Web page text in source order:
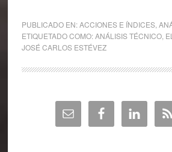
PUBLICADO EN:ACCIONES E ÍNDICES,
ETIQUETADO COMO:ANÁLISIS TÉCNICO,
JOSÉ CARLOS ESTÉVEZ
Barra
lateral